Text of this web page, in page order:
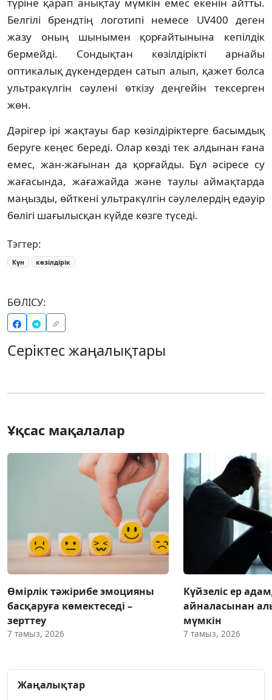
Белгілі брендтің логотипі немесе UV400 деген
жазу оның шынымен қорғайтынына кепілдік
бермейді. Сондықтан көзілдірікті арнайы
оптикалық дүкендерден сатып алып, қажет болса
ультракүлгін сәулені өткізу деңгейін тексерген
жөн.
Дәрігер ірі жақтауы бар көзілдіріктерге басымдық
беруге кеңес береді. Олар көзді тек алдынан ғана
емес, жан-жағынан да қорғайды. Бұл әсіресе су
жағасында, жағажайда және таулы аймақтарда
маңызды, өйткені ультракүлгін сәулелердің едәуір
бөлігі шағылысқан күйде көзге түседі.
Тэгтер:
Күн көзілдірік
БӨЛІСУ:
Серіктес жаңалықтары
Ұқсас мақалалар
Өмірлік тәжірибе эмоцияны
басқаруға көмектеседі –
зерттеу
7 тамыз, 2026
Күйзеліс ер
айналасынан
мүмкін
7 тамыз, 2026
Жаңалықтар